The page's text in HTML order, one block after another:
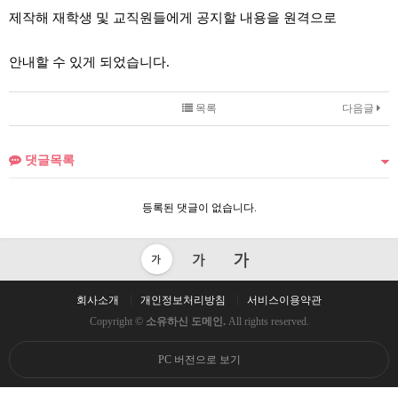
제작해 재학생 및 교직원들에게 공지할 내용을 원격으로
안내할 수 있게 되었습니다.
다음글
목록
댓글목록
등록된 댓글이 없습니다.
회사소개 개인정보처리방침
서비스이용약관
Copyright © 소유하신 도메인. All rights reserved.
PC 버전으로 보기